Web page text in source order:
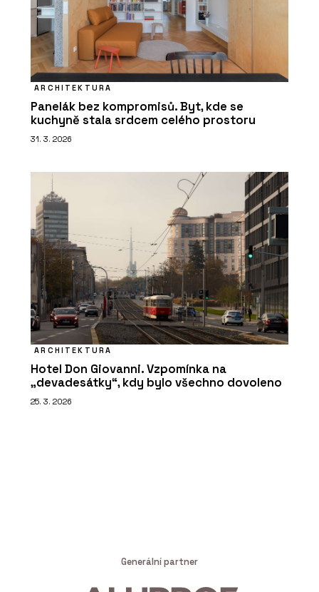
ARCHITEKTURA
Panelák bez kompromisů. Byt, kde se
kuchyně stala srdcem celého prostoru
31. 3. 2026
ARCHITEKTURA
Hotel Don Giovanni. Vzpomínka na
„devadesátky“, kdy bylo všechno dovoleno
25. 3. 2026
Generální partner